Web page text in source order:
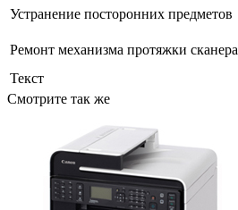
Устранение посторонних предметов
Ремонт механизма протяжки сканера
Текст
Смотрите так же